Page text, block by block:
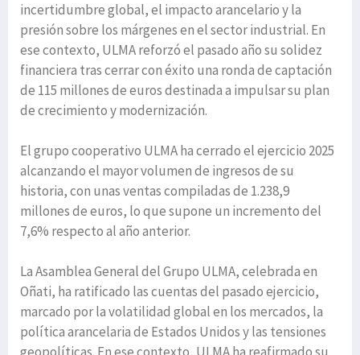
incertidumbre global, el impacto arancelario y la
presión sobre los márgenes en el sector industrial. En
ese contexto, ULMA reforzó el pasado año su solidez
financiera tras cerrar con éxito una ronda de captación
de 115 millones de euros destinada a impulsar su plan
de crecimiento y modernización.
El grupo cooperativo ULMA ha cerrado el ejercicio 2025
alcanzando el mayor volumen de ingresos de su
historia, con unas ventas compiladas de 1.238,9
millones de euros, lo que supone un incremento del
7,6% respecto al año anterior.
La Asamblea General del Grupo ULMA, celebrada en
Oñati, ha ratificado las cuentas del pasado ejercicio,
marcado por la volatilidad global en los mercados, la
política arancelaria de Estados Unidos y las tensiones